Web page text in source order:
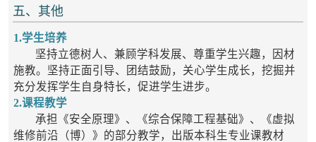
五、其他
1.学生培养
坚持立德树人、兼顾学科发展、尊重学生兴趣，因材
施教。坚持正面引导、团结鼓励，关心学生成长，挖掘并
充分发挥学生自身特长，促进学生进步。
2.课程教学
承担《安全原理》、《综合保障工程基础》、《虚拟
维修前沿（博）》的部分教学，出版本科生专业课教材